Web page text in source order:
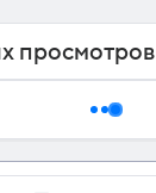
просмотров